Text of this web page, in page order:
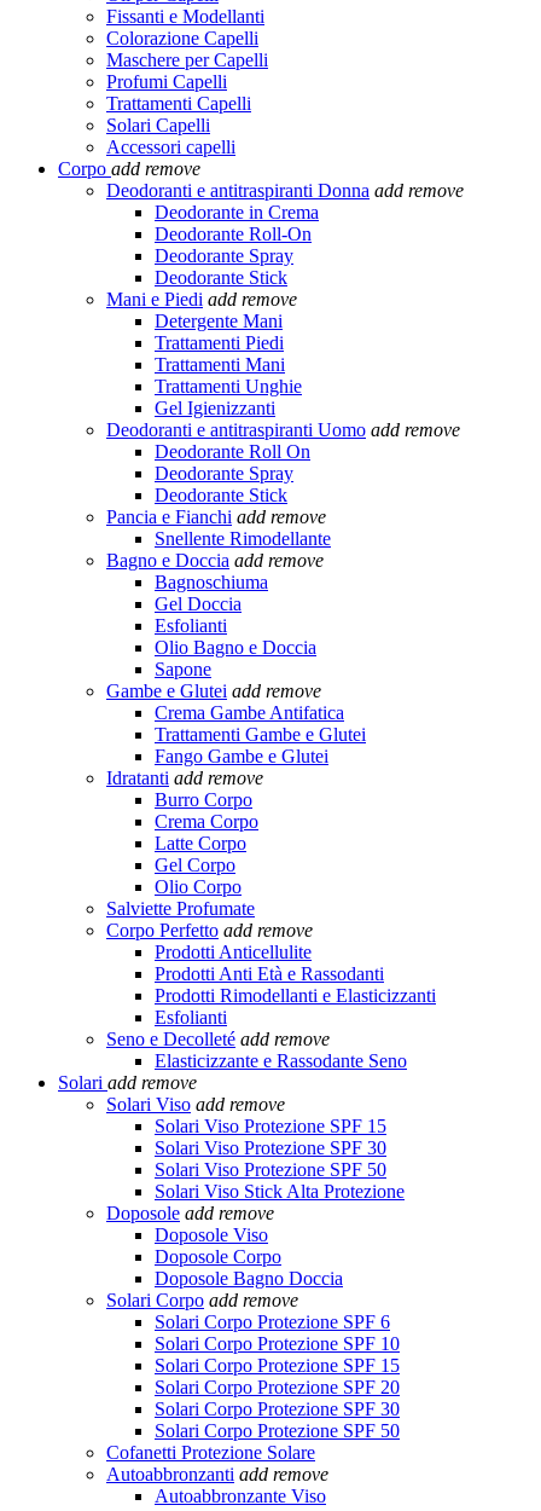
Fissanti e Modellanti
Colorazione Capelli
Maschere per Capelli
Profumi Capelli
Trattamenti Capelli
Solari Capelli
Accessori capelli
Corpo add remove
Deodoranti e antitraspiranti Donna add remove
Deodorante in Crema
Deodorante Roll-On
Deodorante Spray
Deodorante Stick
Mani e Piedi add remove
Detergente Mani
Trattamenti Piedi
Trattamenti Mani
Trattamenti Unghie
Gel Igienizzanti
Deodoranti e antitraspiranti Uomo add remove
Deodorante Roll On
Deodorante Spray
Deodorante Stick
Pancia e Fianchi add remove
Snellente Rimodellante
Bagno e Doccia add remove
Bagnoschiuma
Gel Doccia
Esfolianti
Olio Bagno e Doccia
Sapone
Gambe e Glutei add remove
Crema Gambe Antifatica
Trattamenti Gambe e Glutei
Fango Gambe e Glutei
Idratanti add remove
Burro Corpo
Crema Corpo
Latte Corpo
Gel Corpo
Olio Corpo
Salviette Profumate
Corpo Perfetto add remove
Prodotti Anticellulite
Prodotti Anti Età e Rassodanti
Prodotti Rimodellanti e Elasticizzanti
Esfolianti
Seno e Decolleté add remove
Elasticizzante e Rassodante Seno
Solari add remove
Solari Viso add remove
Solari Viso Protezione SPF 15
Solari Viso Protezione SPF 30
Solari Viso Protezione SPF 50
Solari Viso Stick Alta Protezione
Doposole add remove
Doposole Viso
Doposole Corpo
Doposole Bagno Doccia
Solari Corpo add remove
Solari Corpo Protezione SPF 6
Solari Corpo Protezione SPF 10
Solari Corpo Protezione SPF 15
Solari Corpo Protezione SPF 20
Solari Corpo Protezione SPF 30
Solari Corpo Protezione SPF 50
Cofanetti Protezione Solare
Autoabbronzanti add remove
Autoabbronzante Viso